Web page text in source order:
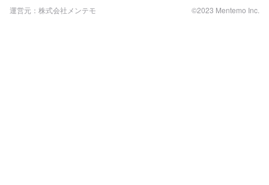
運営元：株式会社メンテモ ©2023 Mentemo Inc.